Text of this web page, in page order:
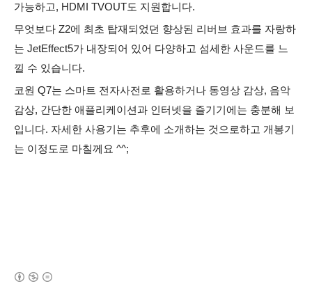
가능하고, HDMI TVOUT도 지원합니다.
무엇보다 Z2에 최초 탑재되었던 향상된 리버브 효과를 자랑하
는 JetEffect5가 내장되어 있어 다양하고 섬세한 사운드를 느
낄 수 있습니다.
코원 Q7는 스마트 전자사전로 활용하거나 동영상 감상, 음악
감상, 간단한 애플리케이션과 인터넷을 즐기기에는 충분해 보
입니다. 자세한 사용기는 추후에 소개하는 것으로하고 개봉기
는 이정도로 마칠께요 ^^;